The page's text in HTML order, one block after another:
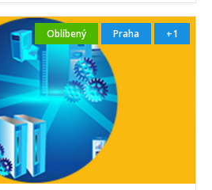
Oblíbený Praha +1